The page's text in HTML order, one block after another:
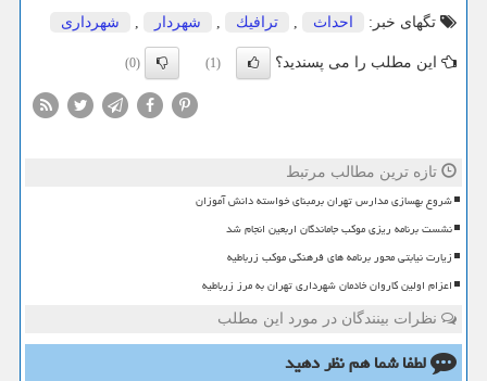
تگهای خبر:
احداث , ترافیك , شهردار , شهرداری
این مطلب را می پسندید؟ (1)
(0)
تازه ترین مطالب مرتبط
شروع بهسازی مدارس تهران برمبنای خواسته دانش آموزان
نشست برنامه ریزی موکب جاماندگان اربعین انجام شد
زیارت نیابتی محور برنامه های فرهنگی موکب زرباطیه
اعزام اولین کاروان خادمان شهرداری تهران به مرز زرباطیه
نظرات بینندگان در مورد این مطلب
لطفا شما همنظر دهید